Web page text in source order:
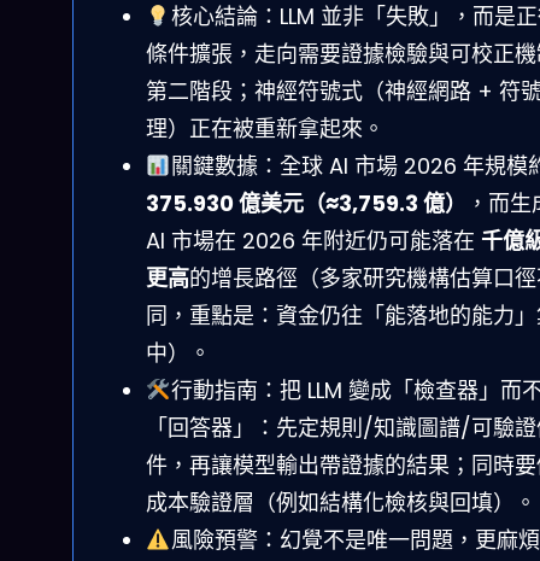
核心結論：LLM 並非「失敗」，而是
條件擴張，走向需要證據檢驗與可校正
第二階段；神經符號式（神經網路 + 符
理）正在被重新拿起來。
關鍵數據：全球 AI 市場 2026 年規模
375.930 億美元（≈3,759.3 億）
，而
AI 市場在 2026 年附近仍可能落在 千億
更高的增長路徑（多家研究機構估算口
同，重點是：資金仍往「能落地的能力
中）。
行動指南：把 LLM 變成「檢查器」而
「回答器」：先定規則/知識圖譜/可驗
件，再讓模型輸出帶證據的結果；同時
成本驗證層（例如結構化檢核與回填）。
風險預警：幻覺不是唯一問題，更麻